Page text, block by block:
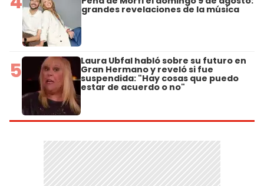
grandes revelaciones de la música
5 Laura Ubfal habló sobre su futuro en
Gran Hermano y reveló si fue
suspendida: "Hay cosas que puedo
estar de acuerdo o no"